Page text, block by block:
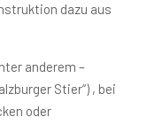
dazu aus
anderem –
Stier“) , bei
oder